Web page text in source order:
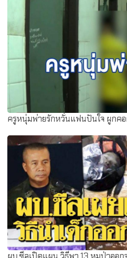
ถล่มยับ!แชตครูสั่งนร. ถ่ายรูปยืนเคา
ครูหนุ่มพ่ายรักหวั่นแฟนปันใจ ผูกคอ